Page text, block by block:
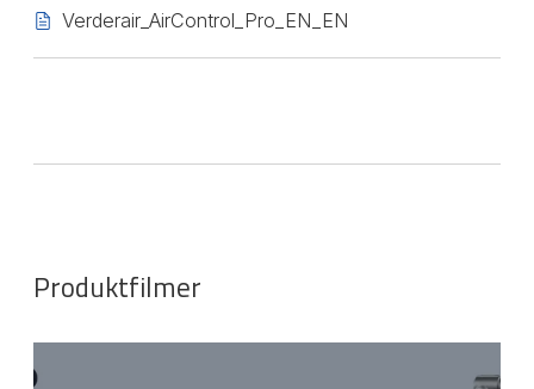
Verderair_AirControl_Pro_EN_EN
Produktfilmer